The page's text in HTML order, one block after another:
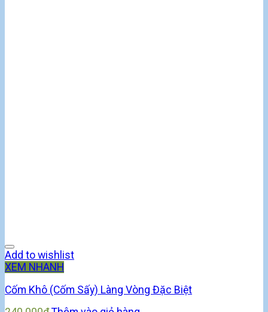
Add to wishlist
XEM NHANH
Cốm Khô (Cốm Sấy) Làng Vòng Đặc Biệt